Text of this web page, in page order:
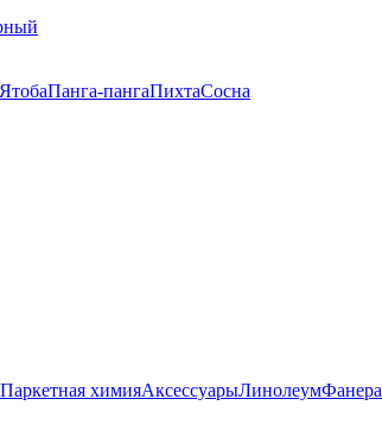
ЯтобаПанга-пангаПихтаСосна
Паркетная химияАксессуарыЛинолеумФанера